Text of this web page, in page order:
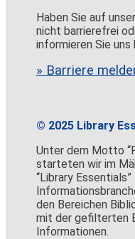
Haben Sie auf
nicht barrierefrei
informieren Sie
» Barriere
© 2025 Library
Unter dem Motto
starteten wir im
“Library
den Bereichen
mit der gefilterten
Informationen.